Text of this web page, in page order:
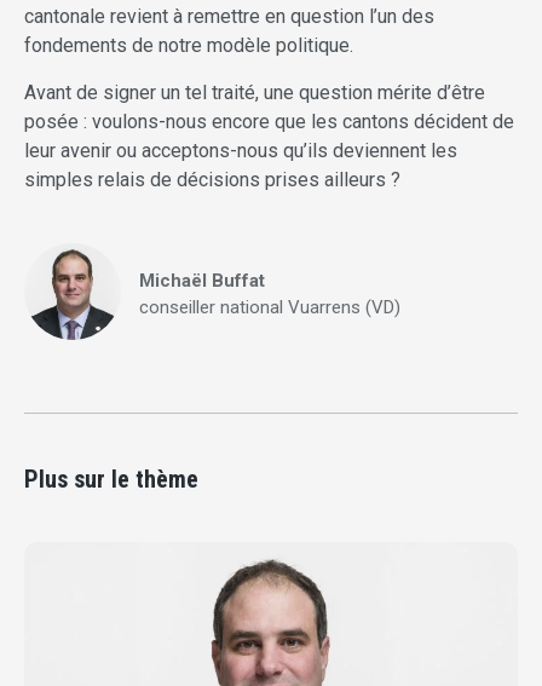
cantonale revient à remettre en question l’un des
fondements de notre modèle politique.
Avant de signer un tel traité, une question mérite d’être
posée : voulons-nous encore que les cantons décident de
leur avenir ou acceptons-nous qu’ils deviennent les
simples relais de décisions prises ailleurs ?
Michaël Buffat
conseiller national Vuarrens (VD)
Plus sur le thème